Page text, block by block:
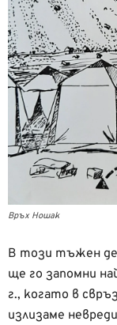
Връх Ношак
В този тъжен
ще го запомни
г., когато в
излизаме